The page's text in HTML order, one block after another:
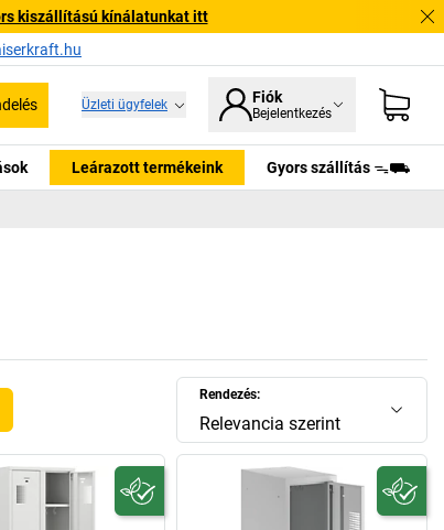
kiszállítású kínálatunkat itt
Üzleti ügyfelek Fiók
Bejelentkezés
Leárazott termékeink Gyors szállítás ᯓ⛟
Rendezés:
Relevancia szerint